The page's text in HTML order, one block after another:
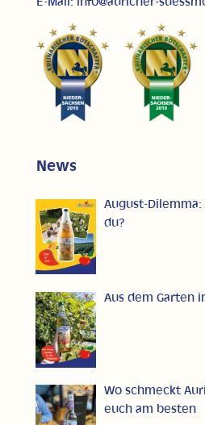
News
August-Dilemma:
du?
Aus dem Garten
Wo schmeckt
euch am besten